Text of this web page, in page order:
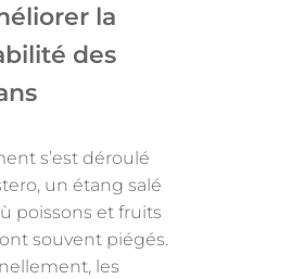
la
des
s’est déroulé
un étang salé
poissons et fruits
souvent piégés.
les